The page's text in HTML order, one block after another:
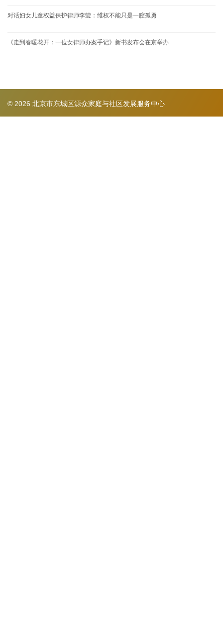
对话妇女儿童权益保护律师李莹：维权不能只是一腔孤勇
《走到春暖花开：一位女律师办案手记》新书发布会在京举办
© 2026 北京市东城区源众家庭与社区发展服务中心